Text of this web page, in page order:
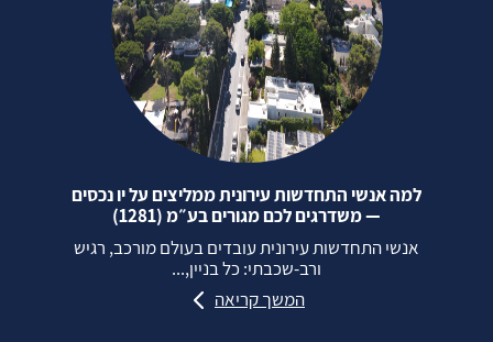
למה אנשי התחדשות עירונית ממליצים על יו נכסים
— משדרגים לכם מגורים בע״מ (1281)
אנשי התחדשות עירונית עובדים בעולם מורכב, רגיש
ורב‑שכבתי: כל בניין,...
המשך קריאה